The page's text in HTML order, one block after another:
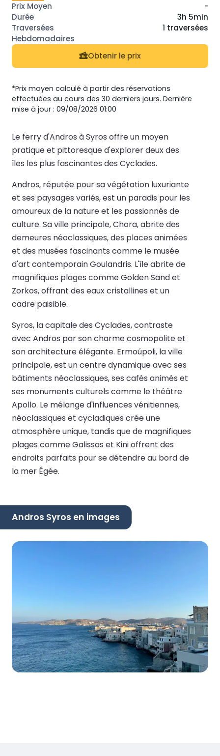
-
3h 5min
1 traversées
Obtenir le prix
*Prix moyen calculé à partir des réservations
effectuées au cours des 30 derniers jours. Dernière
mise à jour : 09/08/2026 01:00
Le ferry d'Andros à Syros offre un moyen
pratique et pittoresque d'explorer deux des
îles les plus fascinantes des Cyclades.
Andros, réputée pour sa végétation luxuriante
et ses paysages variés, est un paradis pour les
amoureux de la nature et les passionnés de
culture. Sa ville principale, Chora, abrite des
demeures néoclassiques, des places animées
et des musées fascinants comme le musée
d'art contemporain Goulandris. L'île abrite de
magnifiques plages comme Golden Sand et
Zorkos, offrant des eaux cristallines et un
cadre paisible.
Syros, la capitale des Cyclades, contraste
avec Andros par son charme cosmopolite et
son architecture élégante. Ermoúpoli, la ville
principale, est un centre dynamique avec ses
bâtiments néoclassiques, ses cafés animés et
ses monuments culturels comme le théâtre
Apollo. Le mélange d'influences vénitiennes,
néoclassiques et cycladiques crée une
atmosphère unique, tandis que de magnifiques
plages comme Galissas et Kini offrent des
endroits parfaits pour se détendre au bord de
la mer Égée.
Andros Syros en images